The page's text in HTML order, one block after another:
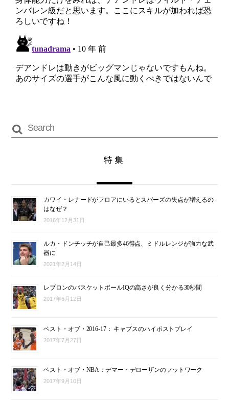
特集
カワイ・レナードがフロアにいるとスパーズの失点が増えるの
はなぜ？
2016年12月31日
ルカ・ドンチッチが自己最多46得点、ミドルレンジが強力な武
器に
2021年2月14日
レブロンのバスケットボールIQの高さが良く分かる30秒間
2017年6月12日
ベスト・オブ・2016-17： キャブスのハイポストプレイ
2017年7月27日
ベスト・オブ・NBA：デマー・デローザンのフットワーク
2017年9月10日